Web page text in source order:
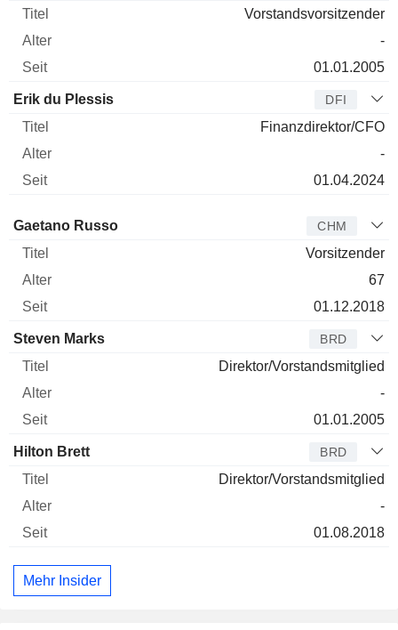
Vorstandsvorsitzender
-
01.01.2005
Erik du Plessis DFI
Finanzdirektor/CFO
-
01.04.2024
Verwaltungsratsmitglied
Gaetano Russo CHM
Vorsitzender
67
01.12.2018
Steven Marks BRD
Direktor/Vorstandsmitglied
-
01.01.2005
Hilton Brett BRD
Direktor/Vorstandsmitglied
-
01.08.2018
Mehr Insider